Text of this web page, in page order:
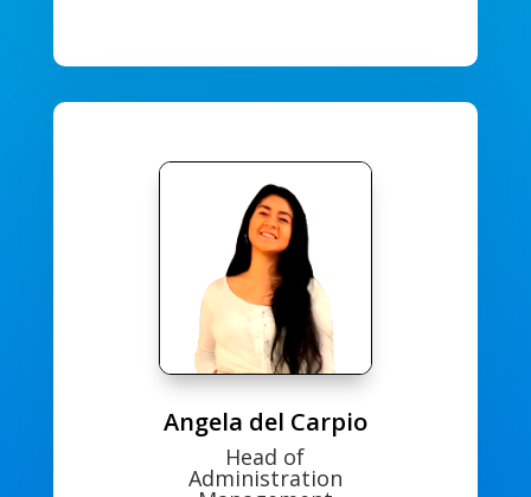
Angela del Carpio
Head of
Administration